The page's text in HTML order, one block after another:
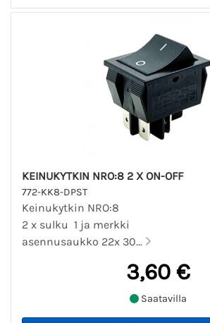
KEINUKYTKIN NRO:8 2 X ON-OFF
772-KK8-DPST
Keinukytkin NRO:8
2 x sulku 1 ja merkki
asennusaukko 22x 30...
3,60 €
Saatavilla